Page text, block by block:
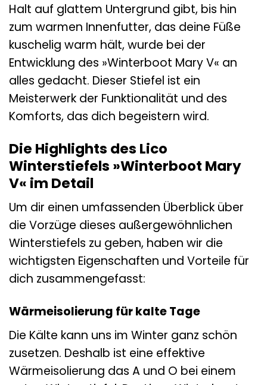
Halt auf glattem Untergrund gibt, bis hin
zum warmen Innenfutter, das deine Füße
kuschelig warm hält, wurde bei der
Entwicklung des »Winterboot Mary V« an
alles gedacht. Dieser Stiefel ist ein
Meisterwerk der Funktionalität und des
Komforts, das dich begeistern wird.
Die Highlights des Lico
Winterstiefels »Winterboot Mary
V« im Detail
Um dir einen umfassenden Überblick über
die Vorzüge dieses außergewöhnlichen
Winterstiefels zu geben, haben wir die
wichtigsten Eigenschaften und Vorteile für
dich zusammengefasst:
Wärmeisolierung für kalte Tage
Die Kälte kann uns im Winter ganz schön
zusetzen. Deshalb ist eine effektive
Wärmeisolierung das A und O bei einem